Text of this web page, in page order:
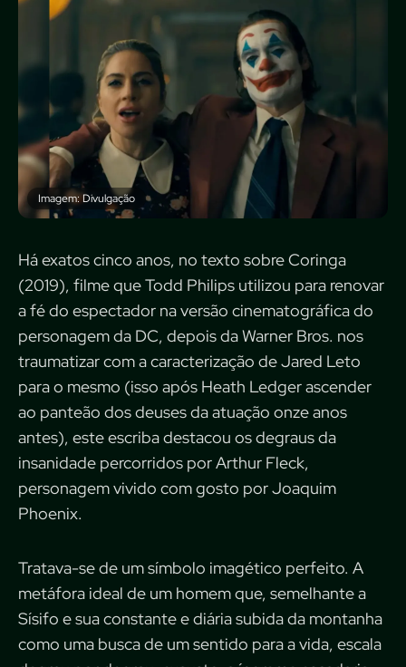
Imagem: Divulgação
Há exatos cinco anos, no texto sobre Coringa
(2019), filme que Todd Philips utilizou para renovar
a fé do espectador na versão cinematográfica do
personagem da DC, depois da Warner Bros. nos
traumatizar com a caracterização de Jared Leto
para o mesmo (isso após Heath Ledger ascender
ao panteão dos deuses da atuação onze anos
antes), este escriba destacou os degraus da
insanidade percorridos por Arthur Fleck,
personagem vivido com gosto por Joaquim
Phoenix.
Tratava-se de um símbolo imagético perfeito. A
metáfora ideal de um homem que, semelhante a
Sísifo e sua constante e diária subida da montanha
como uma busca de um sentido para a vida, escala